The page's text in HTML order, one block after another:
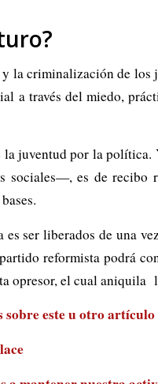
la criminalización de
a través del miedo,
juventud por la
sociales—, es de
ser liberados de una
reformista podrá
opresor, el cual aniquila
sobre este u otro artículo